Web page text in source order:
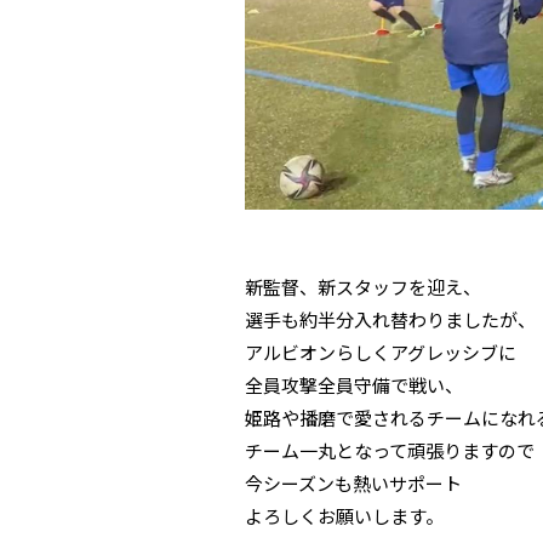
新監督、新スタッフを迎え、
選手も約半分入れ替わりましたが、
アルビオンらしくアグレッシブに
全員攻撃全員守備で戦い、
姫路や播磨で愛されるチームになれ
チーム一丸となって頑張りますので
今シーズンも熱いサポート
よろしくお願いします。